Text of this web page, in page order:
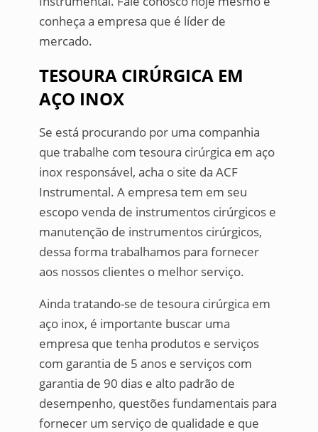
conheça a empresa que é líder de
mercado.
TESOURA CIRÚRGICA EM
AÇO INOX
Se está procurando por uma companhia
que trabalhe com tesoura cirúrgica em aço
inox responsável, acha o site da ACF
Instrumental. A empresa tem em seu
escopo venda de instrumentos cirúrgicos e
manutenção de instrumentos cirúrgicos,
dessa forma trabalhamos para fornecer
aos nossos clientes o melhor serviço.
Ainda tratando-se de tesoura cirúrgica em
aço inox, é importante buscar uma
empresa que tenha produtos e serviços
com garantia de 5 anos e serviços com
garantia de 90 dias e alto padrão de
desempenho, questões fundamentais para
fornecer um serviço de qualidade e que